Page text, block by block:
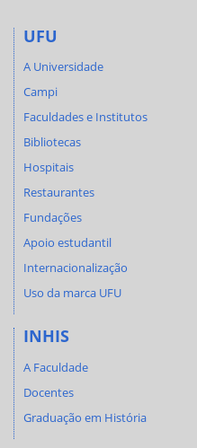
UFU
A Universidade
Campi
Faculdades e Institutos
Bibliotecas
Hospitais
Restaurantes
Fundações
Apoio estudantil
Internacionalização
Uso da marca UFU
INHIS
A Faculdade
Docentes
Graduação em História